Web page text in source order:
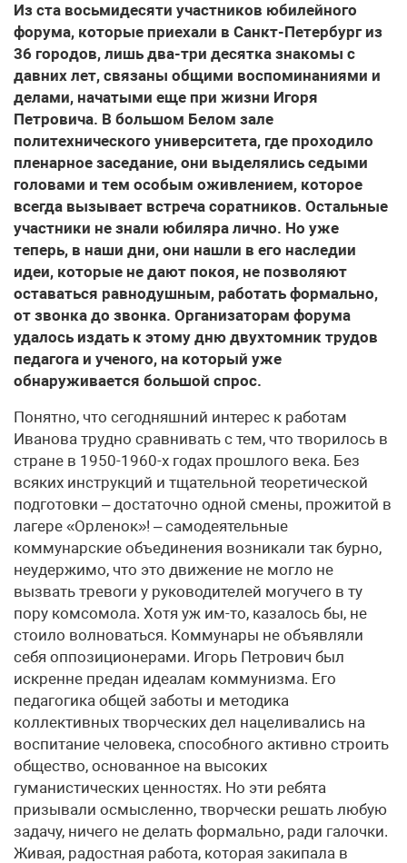
Из ста восьмидесяти участников юбилейного
форума, которые приехали в Санкт-Петербург из
36 городов, лишь два-три десятка знакомы с
давних лет, связаны общими воспоминаниями и
делами, начатыми еще при жизни Игоря
Петровича. В большом Белом зале
политехнического университета, где проходило
пленарное заседание, они выделялись седыми
головами и тем особым оживлением, которое
всегда вызывает встреча соратников. Остальные
участники не знали юбиляра лично. Но уже
теперь, в наши дни, они нашли в его наследии
идеи, которые не дают покоя, не позволяют
оставаться равнодушным, работать формально,
от звонка до звонка. Организаторам форума
удалось издать к этому дню двухтомник трудов
педагога и ученого, на который уже
обнаруживается большой спрос.
Понятно, что сегодняшний интерес к работам
Иванова трудно сравнивать с тем, что творилось в
стране в 1950-1960-х годах прошлого века. Без
всяких инструкций и тщательной теоретической
подготовки – достаточно одной смены, прожитой в
лагере «Орленок»! – самодеятельные
коммунарские объединения возникали так бурно,
неудержимо, что это движение не могло не
вызвать тревоги у руководителей могучего в ту
пору комсомола. Хотя уж им-то, казалось бы, не
стоило волноваться. Коммунары не объявляли
себя оппозиционерами. Игорь Петрович был
искренне предан идеалам коммунизма. Его
педагогика общей заботы и методика
коллективных творческих дел нацеливались на
воспитание человека, способного активно строить
общество, основанное на высоких
гуманистических ценностях. Но эти ребята
призывали осмысленно, творчески решать любую
задачу, ничего не делать формально, ради галочки.
Живая, радостная работа, которая закипала в